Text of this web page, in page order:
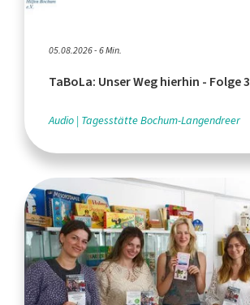
05.08.2026 - 6 Min.
TaBoLa: Unser Weg hierhin - Folge 3
Audio Tagesstätte Bochum-Langendreer